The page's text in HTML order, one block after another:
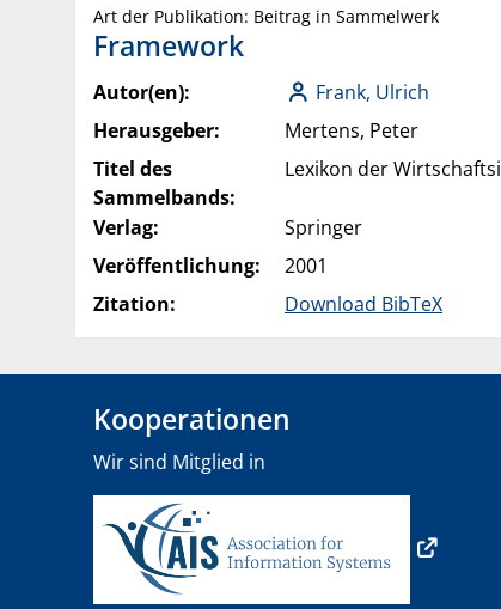
Art der Publikation: Beitrag in Sammelwerk
Framework
Autor(en):
Frank, Ulrich
Herausgeber:
Mertens, Peter
Titel des
Sammelbands:
Lexikon der
Verlag:
Springer
Veröffentlichung:
2001
Zitation:
Download BibTeX
Kooperationen
Wir sind Mitglied in